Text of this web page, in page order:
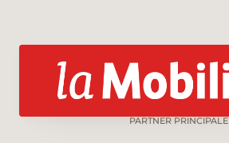
PARTNER PRINCIPALE